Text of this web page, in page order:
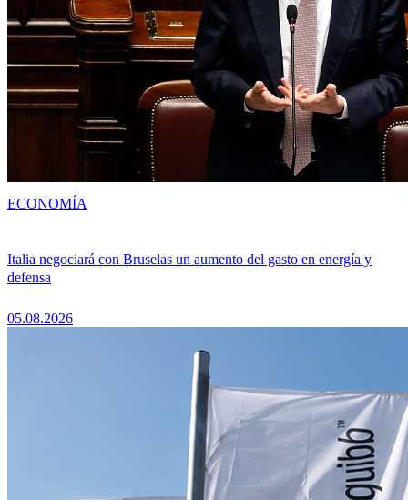
Italia negociará con Bruselas un aumento del gasto en energía y
defensa
05.08.2026
ECONOMÍA